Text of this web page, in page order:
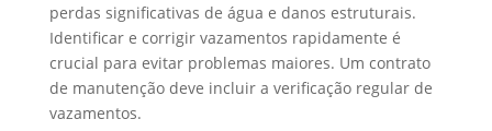
perdas significativas de água e danos estruturais.
Identificar e corrigir vazamentos rapidamente é
crucial para evitar problemas maiores. Um contrato
de manutenção deve incluir a verificação regular de
vazamentos.